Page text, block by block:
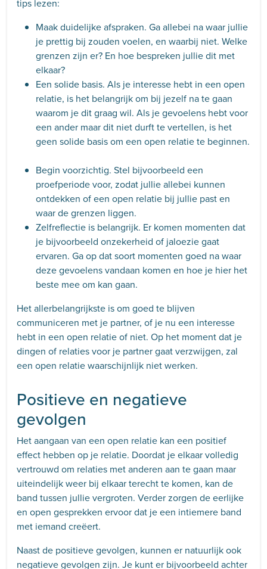
tips lezen:
Maak duidelijke afspraken. Ga allebei na waar jullie
je prettig bij zouden voelen, en waarbij niet. Welke
grenzen zijn er? En hoe bespreken jullie dit met
elkaar?
Een solide basis. Als je interesse hebt in een open
relatie, is het belangrijk om bij jezelf na te gaan
waarom je dit graag wil. Als je gevoelens hebt voor
een ander maar dit niet durft te vertellen, is het
geen solide basis om een open relatie te beginnen.
Begin voorzichtig. Stel bijvoorbeeld een
proefperiode voor, zodat jullie allebei kunnen
ontdekken of een open relatie bij jullie past en
waar de grenzen liggen.
Zelfreflectie is belangrijk. Er komen momenten dat
je bijvoorbeeld onzekerheid of jaloezie gaat
ervaren. Ga op dat soort momenten goed na waar
deze gevoelens vandaan komen en hoe je hier het
beste mee om kan gaan.
Het allerbelangrijkste is om goed te blijven
communiceren met je partner, of je nu een interesse
hebt in een open relatie of niet. Op het moment dat je
dingen of relaties voor je partner gaat verzwijgen, zal
een open relatie waarschijnlijk niet werken.
Positieve en negatieve
gevolgen
Het aangaan van een open relatie kan een positief
effect hebben op je relatie. Doordat je elkaar volledig
vertrouwd om relaties met anderen aan te gaan maar
uiteindelijk weer bij elkaar terecht te komen, kan de
band tussen jullie vergroten. Verder zorgen de eerlijke
en open gesprekken ervoor dat je een intiemere band
met iemand creëert.
Naast de positieve gevolgen, kunnen er natuurlijk ook
negatieve gevolgen zijn. Je kunt er bijvoorbeeld achter